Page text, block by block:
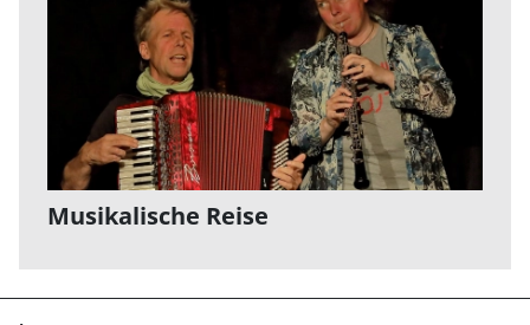
Musikalische Reise